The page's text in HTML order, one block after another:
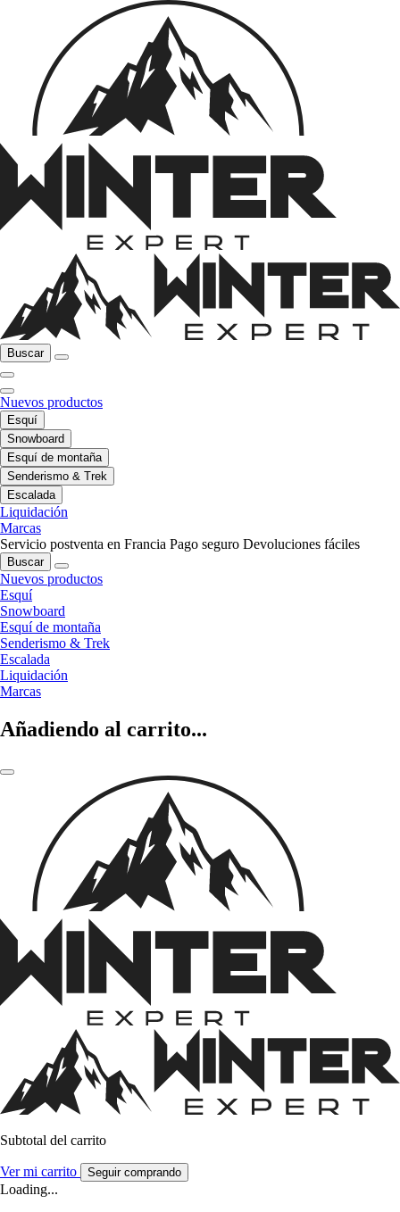
Buscar
Nuevos productos
Esquí
Snowboard
Esquí de montaña
Senderismo & Trek
Escalada
Liquidación
Marcas
Servicio postventa en Francia Pago seguro Devoluciones fáciles
Buscar
Nuevos productos
Esquí
Snowboard
Esquí de montaña
Senderismo & Trek
Escalada
Liquidación
Marcas
Añadiendo al carrito...
Subtotal del carrito
Ver mi carrito Seguir comprando
Loading...